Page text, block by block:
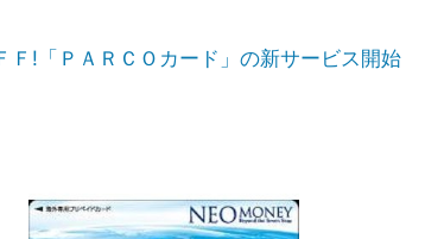
Ｆ!「ＰＡＲＣＯカード」の新サービス開始